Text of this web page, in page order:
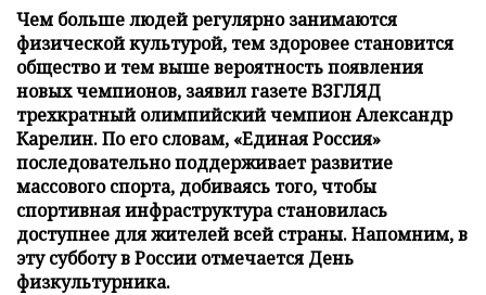
Чем больше людей регулярно занимаются
физической культурой, тем здоровее становится
общество и тем выше вероятность появления
новых чемпионов, заявил газете ВЗГЛЯД
трехкратный олимпийский чемпион Александр
Карелин. По его словам, «Единая Россия»
последовательно поддерживает развитие
массового спорта, добиваясь того, чтобы
спортивная инфраструктура становилась
доступнее для жителей всей страны. Напомним, в
эту субботу в России отмечается День
физкультурника.